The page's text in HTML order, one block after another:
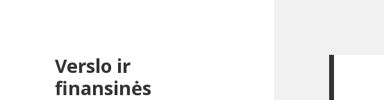
Verslo ir
finansinės